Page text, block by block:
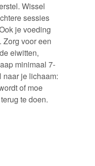
Wissel
sessies
je voeding
Zorg voor een
eiwitten,
minimaal 7-
naar je lichaam:
of moe
te doen.